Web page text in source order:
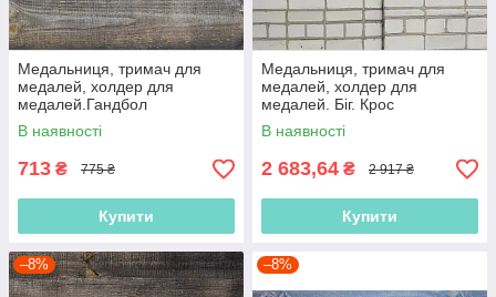
Медальниця, тримач для
медалей, холдер для
медалей.Гандбол
В наявності
713 ₴ 775 ₴
Купити
Медальниця, тримач для
медалей, холдер для
медалей. Біг. Крос
В наявності
2 683,64 ₴ 2 917 ₴
Купити
–8% –8%